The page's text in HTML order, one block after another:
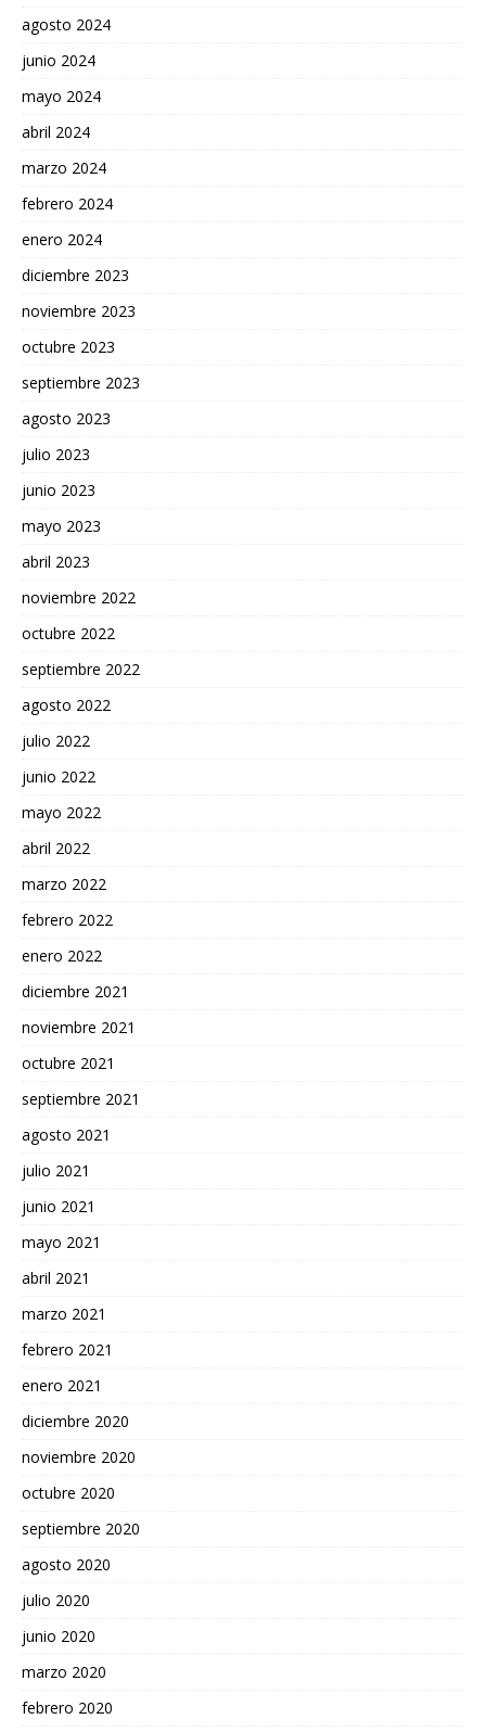
agosto 2024
junio 2024
mayo 2024
abril 2024
marzo 2024
febrero 2024
enero 2024
diciembre 2023
noviembre 2023
octubre 2023
septiembre 2023
agosto 2023
julio 2023
junio 2023
mayo 2023
abril 2023
noviembre 2022
octubre 2022
septiembre 2022
agosto 2022
julio 2022
junio 2022
mayo 2022
abril 2022
marzo 2022
febrero 2022
enero 2022
diciembre 2021
noviembre 2021
octubre 2021
septiembre 2021
agosto 2021
julio 2021
junio 2021
mayo 2021
abril 2021
marzo 2021
febrero 2021
enero 2021
diciembre 2020
noviembre 2020
octubre 2020
septiembre 2020
agosto 2020
julio 2020
junio 2020
marzo 2020
febrero 2020